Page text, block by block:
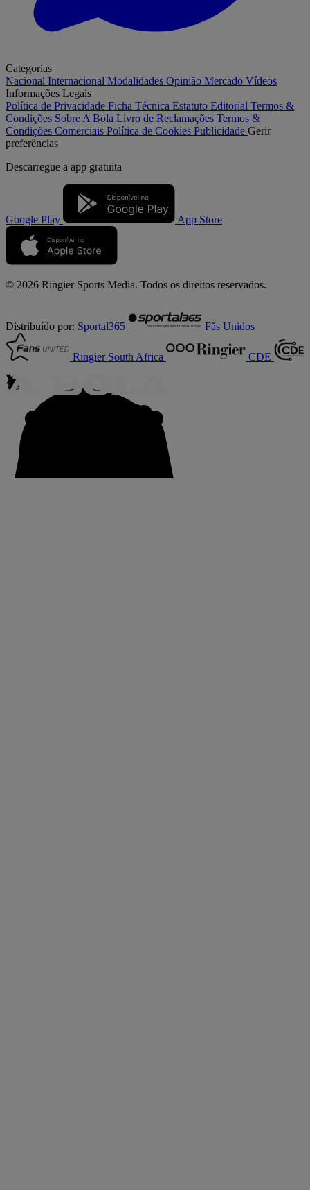
Categorias
Nacional Internacional Modalidades Opinião Mercado Vídeos
Informações Legais
Política de Privacidade Ficha Técnica Estatuto Editorial Termos &
Condições Sobre A Bola Livro de Reclamações Termos &
Condições Comerciais Política de Cookies Publicidade Gerir
preferências
Descarregue a app gratuita
Google Play App Store
© 2026 Ringier Sports Media. Todos os direitos reservados.
Distribuído por: Sportal365 Fãs Unidos
Ringier South Africa CDE